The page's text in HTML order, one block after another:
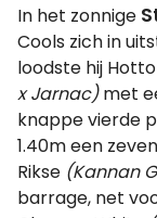
In het zonnige
Cools zich in
loodste hij
x Jarnac)met
knappe vierde
1.40m een
Rikse (Kannan
barrage, net